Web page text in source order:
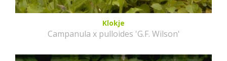
Klokje
Campanula x pulloides 'G.F. Wilson'